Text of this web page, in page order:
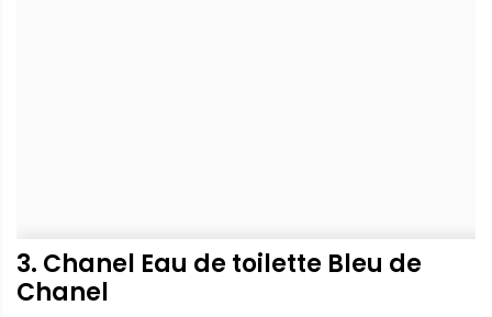
3. Chanel Eau de toilette Bleu de
Chanel